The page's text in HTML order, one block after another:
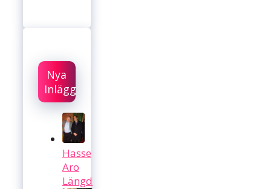
Nya
Inlägg
Hasse
Aro
Längd